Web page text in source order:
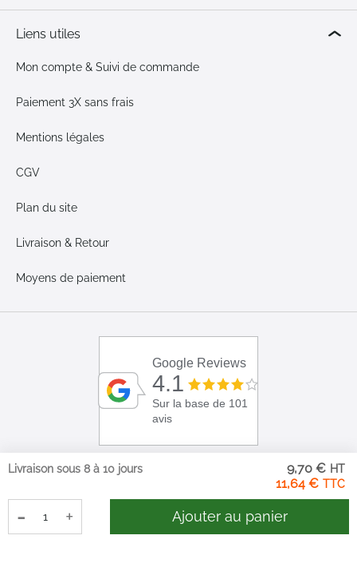
11,64 €
9,70 €
Livraison sous 8 à 10 jours
- + Ajouter au panier
Liens utiles
Mon compte & Suivi de commande
Paiement 3X sans frais
Mentions légales
CGV
Plan du site
Livraison & Retour
Moyens de paiement
Google Reviews
4.1
Sur la base de 101
avis